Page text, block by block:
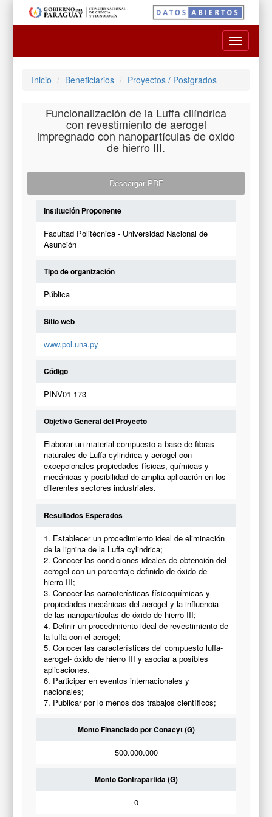
Toggle
Inicio Beneficiarios Proyectos / Postgrados
Funcionalización de la Luffa cilíndrica
con revestimiento de aerogel
impregnado con nanopartículas de oxido
de hierro III.
Descargar PDF
Institución Proponente
Facultad Politécnica - Universidad Nacional de
Asunción
Tipo de organización
Pública
Sitio web
www.pol.una.py
Código
PINV01-173
Objetivo General del Proyecto
Elaborar un material compuesto a base de fibras
naturales de Luffa cylindrica y aerogel con
excepcionales propiedades físicas, químicas y
mecánicas y posibilidad de amplia aplicación en los
diferentes sectores industriales.
Resultados Esperados
1. Establecer un procedimiento ideal de eliminación
de la lignina de la Luffa cylindrica;
2. Conocer las condiciones ideales de obtención del
aerogel con un porcentaje definido de óxido de
hierro III;
3. Conocer las características físicoquímicas y
propiedades mecánicas del aerogel y la influencia
de las nanopartículas de óxido de hierro III;
4. Definir un procedimiento ideal de revestimiento de
la luffa con el aerogel;
5. Conocer las características del compuesto luffa-
aerogel- óxido de hierro III y asociar a posibles
aplicaciones.
6. Participar en eventos internacionales y
nacionales;
7. Publicar por lo menos dos trabajos científicos;
Monto Financiado por Conacyt (G)
500.000.000
Monto Contrapartida (G)
0